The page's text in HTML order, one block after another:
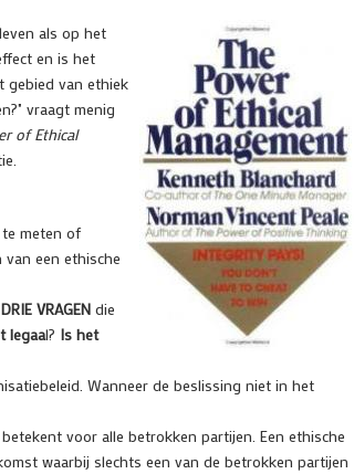
als op het
en is het
gebied van ethiek
vraagt menig
of Ethical
meten of
een ethische
DRIE VRAGEN die
legaal? Is het
Wanneer de beslissing niet in het
voor alle betrokken partijen. Een ethische
waarbij slechts een van de betrokken partijen